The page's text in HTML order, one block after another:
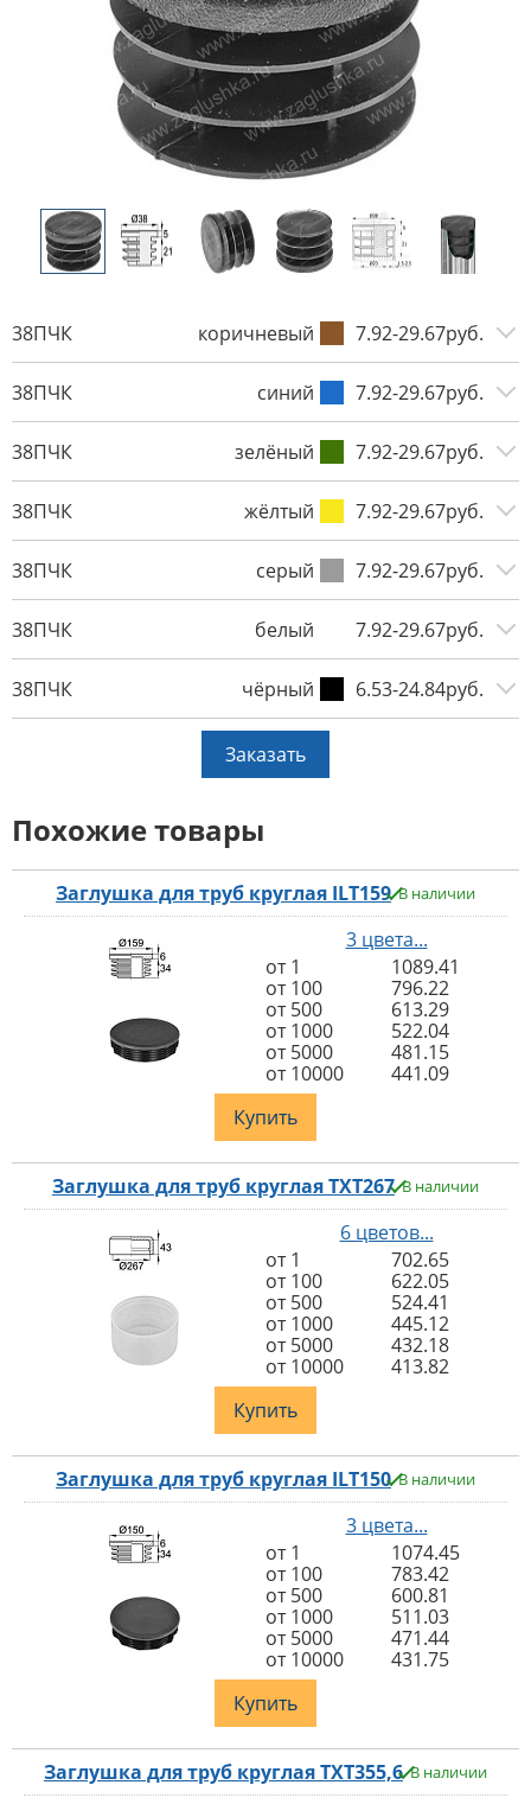
38ПЧК коричневый 7.92-29.67руб.
38ПЧК синий 7.92-29.67руб.
38ПЧК зелёный 7.92-29.67руб.
38ПЧК жёлтый 7.92-29.67руб.
38ПЧК серый 7.92-29.67руб.
38ПЧК белый 7.92-29.67руб.
38ПЧК чёрный 6.53-24.84руб.
Заказать
Похожие товары
Заглушка для труб круглая ILT159 В наличии
3 цвета...
от 1
1089.41
от 100
796.22
от 500
613.29
от 1000
522.04
от 5000
481.15
от 10000
441.09
Купить
Заглушка для труб круглая TXT267 В наличии
6 цветов...
от 1
702.65
от 100
622.05
от 500
524.41
от 1000
445.12
от 5000
432.18
от 10000
413.82
Купить
Заглушка для труб круглая ILT150 В наличии
3 цвета...
от 1
1074.45
от 100
783.42
от 500
600.81
от 1000
511.03
от 5000
471.44
от 10000
431.75
Купить
Заглушка для труб круглая TXT355,6 В наличии